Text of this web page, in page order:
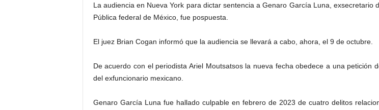
La audiencia en Nueva York para dictar sentencia a Genaro García Luna, exsecretario
Pública federal de México, fue pospuesta.
El juez Brian Cogan informó que la audiencia se llevará a cabo, ahora, el 9 de octubre.
De acuerdo con el periodista Ariel Moutsatsos la nueva fecha obedece a una petición
del exfuncionario mexicano.
Genaro García Luna fue hallado culpable en febrero de 2023 de cuatro delitos